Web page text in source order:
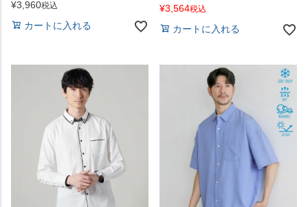
¥3,960税込
カートに入れる
¥3,564税込
カートに入れる